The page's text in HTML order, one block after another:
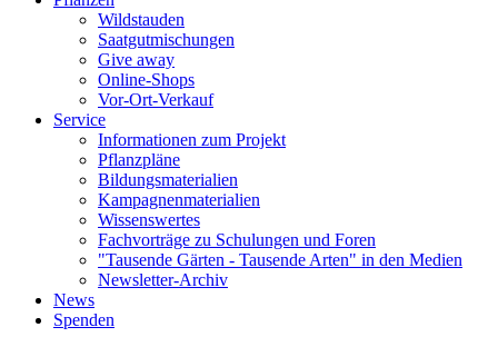
Wildstauden
Saatgutmischungen
Give away
Online-Shops
Vor-Ort-Verkauf
Service
Informationen zum Projekt
Pflanzpläne
Bildungsmaterialien
Kampagnenmaterialien
Wissenswertes
Fachvorträge zu Schulungen und Foren
"Tausende Gärten - Tausende Arten" in den Medien
Newsletter-Archiv
News
Spenden